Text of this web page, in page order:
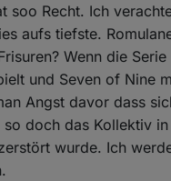
soo Recht. Ich
aufs tiefste.
Wenn die
und Seven of Nine
Angst davor dass
doch das Kollektiv in
wurde. Ich